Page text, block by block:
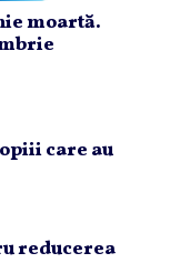
moartă.
care au
reducerea